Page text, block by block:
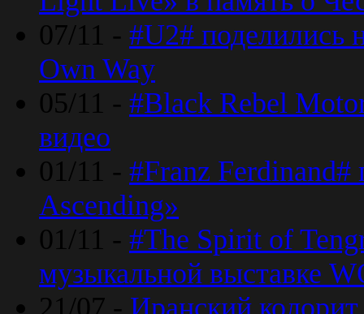
07/11 - #U2#
Own Way
05/11 - #Black Rebel
видео
01/11 - #Franz Ferdinand#
Ascending»
01/11 - #The Spirit of
музыкальной выставке